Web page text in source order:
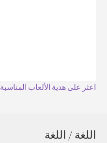
اعثر على هدية الألعاب المناسبة
اللغة / اللغة